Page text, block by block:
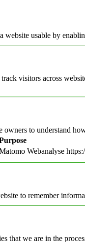
website usable by
visitors across
owners to understand
Webanalyse
to remember
that we are in the